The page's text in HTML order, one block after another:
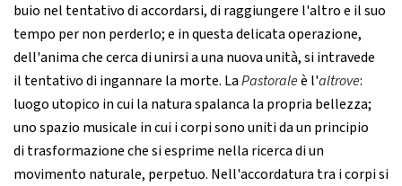
buio nel tentativo di accordarsi, di raggiungere l'altro e il suo
tempo per non perderlo; e in questa delicata operazione,
dell'anima che cerca di unirsi a una nuova unità, si intravede
il tentativo di ingannare la morte. LaPastoraleè l'altrove:
luogo utopico in cui la natura spalanca la propria bellezza;
uno spazio musicale in cui i corpi sono uniti da un principio
di trasformazione che si esprime nella ricerca di un
movimento naturale, perpetuo. Nell'accordatura tra i corpi si